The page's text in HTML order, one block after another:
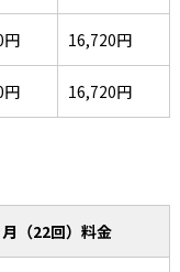
円 16,720円
円 16,720円
（22回）料金